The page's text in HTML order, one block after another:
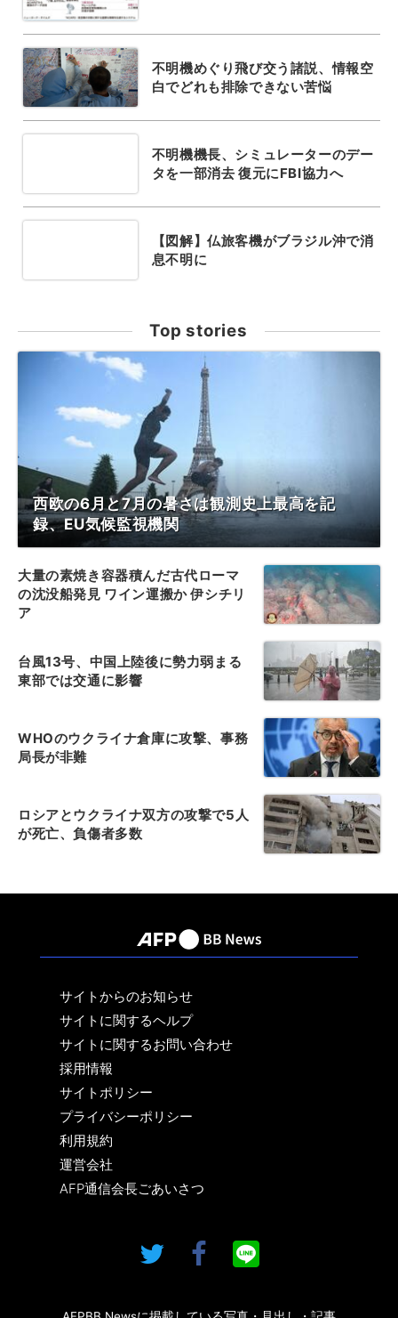
不明機めぐり飛び交う諸説、情報空
白でどれも排除できない苦悩
不明機機長、シミュレーターのデー
タを一部消去 復元にFBI協力へ
【図解】仏旅客機がブラジル沖で消
息不明に
Top stories
西欧の6月と7月の暑さは観測史上最高を記
録、EU気候監視機関
大量の素焼き容器積んだ古代ローマ
の沈没船発見 ワイン運搬か 伊シチリ
ア
台風13号、中国上陸後に勢力弱まる
東部では交通に影響
WHOのウクライナ倉庫に攻撃、事務
局長が非難
ロシアとウクライナ双方の攻撃で5人
が死亡、負傷者多数
サイトからのお知らせ
サイトに関するヘルプ
サイトに関するお問い合わせ
採用情報
サイトポリシー
プライバシーポリシー
利用規約
運営会社
AFP通信会長ごあいさつ